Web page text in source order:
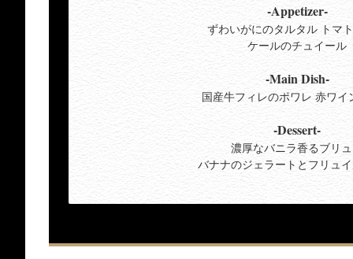
-Appetizer-
ずわいがにのタルタル トマ
ケールのチュイール
-Main Dish-
国産牛フィレのポワレ 赤ワイ
-Dessert-
濃厚なバニラ香るブリ
バナナのジェラートとフリュ